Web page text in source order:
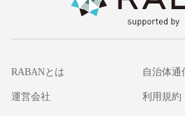
RABANとは 自治体通
運営会社 利用規約